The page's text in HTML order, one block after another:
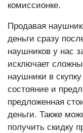
комиссионке.
Продавая
деньги сразу
наушников у нас
исключает
наушники в
состояние и
предложенная
деньги. Также
получить скидку